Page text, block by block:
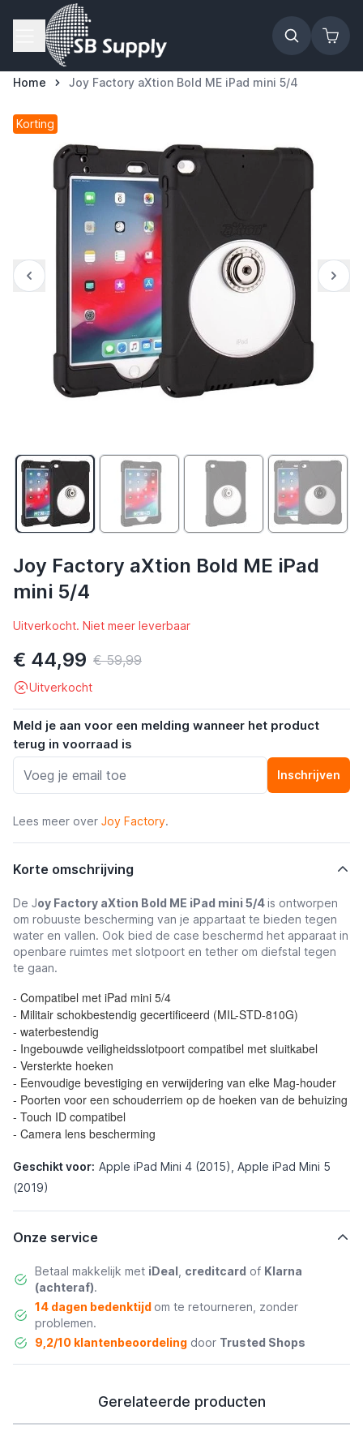
Ga naar de inhoud
Home Joy Factory aXtion Bold ME iPad mini 5/4
Korting
Joy Factory aXtion Bold ME iPad
mini 5/4
Uitverkocht. Niet meer leverbaar
€ 44,99 € 59,99
Uitverkocht
Meld je aan voor een melding wanneer het product
terug in voorraad is
Inschrijven
Lees meer over Joy Factory.
Korte omschrijving
De Joy Factory aXtion Bold ME iPad mini 5/4is ontworpen
om robuuste bescherming van je appartaat te bieden tegen
water en vallen. Ook bied de case beschermd het apparaat in
openbare ruimtes met slotpoort en tether om diefstal tegen
te gaan.
- Compatibel met iPad mini 5/4
- Militair schokbestendig gecertificeerd (MIL-STD-810G)
- waterbestendig
- Ingebouwde veiligheidsslotpoort compatibel met sluitkabel
- Versterkte hoeken
- Eenvoudige bevestiging en verwijdering van elke Mag-houder
- Poorten voor een schouderriem op de hoeken van de behuizing
- Touch ID compatibel
- Camera lens bescherming
Geschikt voor: Apple iPad Mini 4 (2015), Apple iPad Mini 5
(2019)
Onze service
Betaal makkelijk met iDeal creditcard of Klarna
(achteraf).
14 dagen bedenktijd om te retourneren, zonder
problemen.
9,2/10 klantenbeoordelingdoor Trusted Shops
Gerelateerde producten